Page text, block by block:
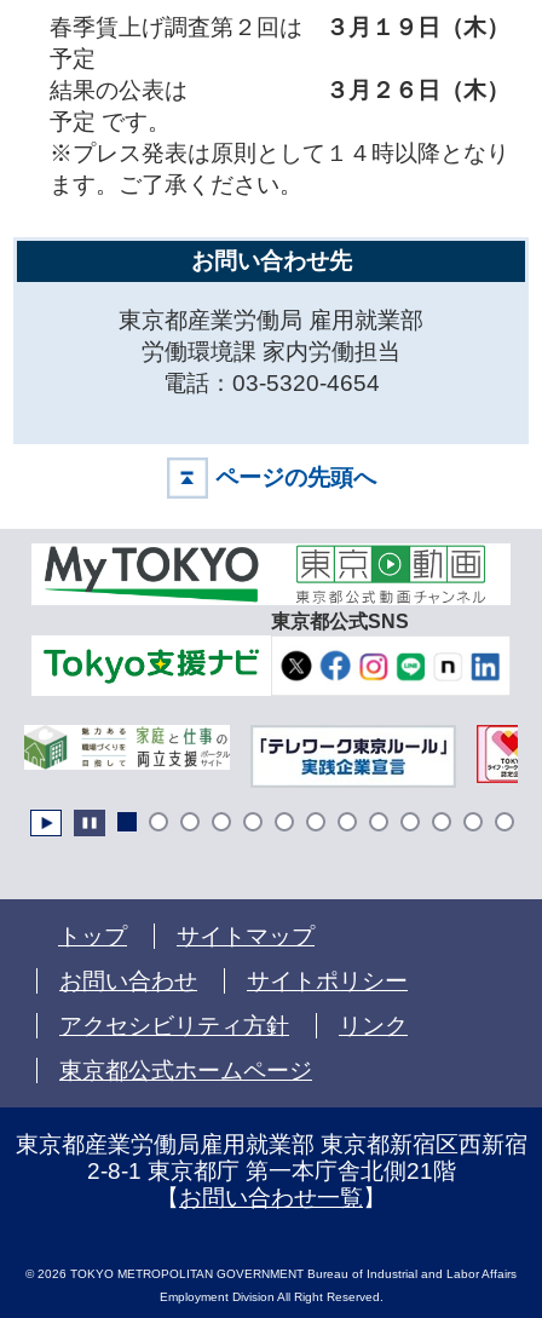
春季賃上げ調査第２回は
３月１９日（木）
予定
結果の公表は
３月２６日（木）
予定 です。
※プレス発表は原則として１４時以降となり
ます。ご了承ください。
お問い合わせ先
東京都産業労働局 雇用就業部
労働環境課 家内労働担当
電話：03-5320-4654
ページの先頭へ
東京都公式SNS
トップ
サイトマップ
お問い合わせ
サイトポリシー
アクセシビリティ方針
リンク
東京都公式ホームページ
東京都産業労働局雇用就業部 東京都新宿区西新宿
2-8-1 東京都庁 第一本庁舎北側21階
【お問い合わせ一覧】
© 2026 TOKYO METROPOLITAN GOVERNMENT Bureau of Industrial and Labor Affairs
Employment Division All Right Reserved.